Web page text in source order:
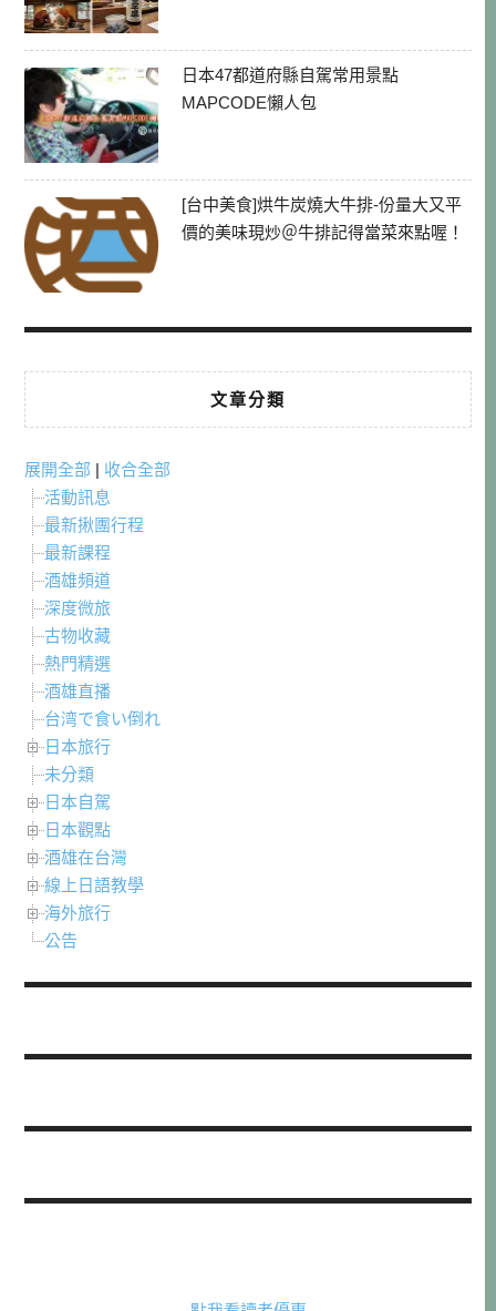
日本47都道府縣自駕常用景點
MAPCODE懶人包
[台中美食]烘牛炭燒大牛排-份量大又平
價的美味現炒＠牛排記得當菜來點喔！
文章分類
展開全部 | 收合全部
活動訊息
最新揪團行程
最新課程
酒雄頻道
深度微旅
古物收藏
熱門精選
酒雄直播
台湾で食い倒れ
日本旅行
未分類
日本自駕
日本觀點
酒雄在台灣
線上日語教學
海外旅行
公告